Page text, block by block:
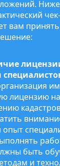
Ниже
вам принять
лицензию
быть
и